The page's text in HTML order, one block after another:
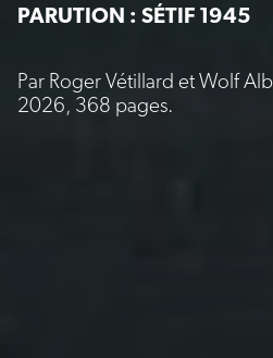
PARUTION : SÉTIF 1945
Par Roger Vétillard et Wolf
2026, 368 pages.